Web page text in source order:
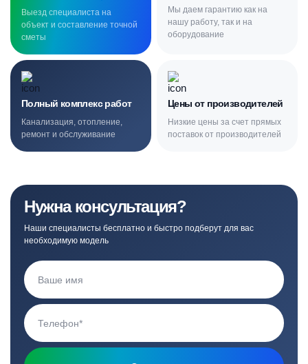
Выезд специалиста на
объект и составление точной
сметы
Мы даем гарантию как на
нашу работу, так и на
оборудование
Полный комплекс работ
Канализация, отопление,
ремонт и обслуживание
Цены от производителей
Низкие цены за счет прямых
поставок от производителей
Нужна консультация?
Наши специалисты бесплатно и быстро подберут для вас
необходимую модель